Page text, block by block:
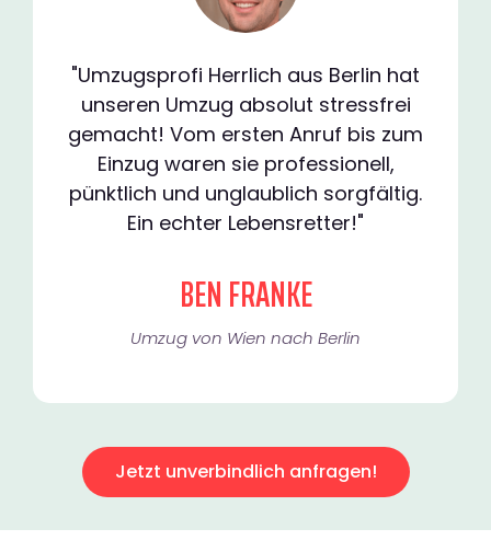
"Umzugsprofi Herrlich aus Berlin hat
unseren Umzug absolut stressfrei
gemacht! Vom ersten Anruf bis zum
Einzug waren sie professionell,
pünktlich und unglaublich sorgfältig.
Ein echter Lebensretter!"
BEN FRANKE
Umzug von Wien nach Berlin
Jetzt unverbindlich anfragen!